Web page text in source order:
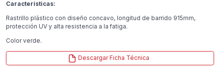
Características:
Rastrillo plástico con diseño concavo, longitud de barrido 915mm,
protección UV y alta resistencia a la fatiga.
Color verde.
Descargar Ficha Técnica